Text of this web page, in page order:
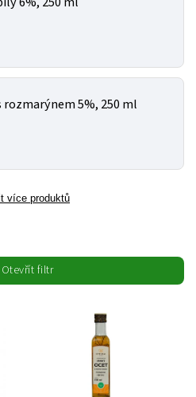
rozmarýnem 5%, 250 ml
více produktů
Otevřít filtr